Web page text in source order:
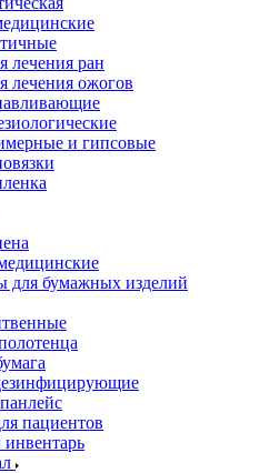
лечения ран
лечения ожогов
и гипсовые
для бумажных изделий
пациентов